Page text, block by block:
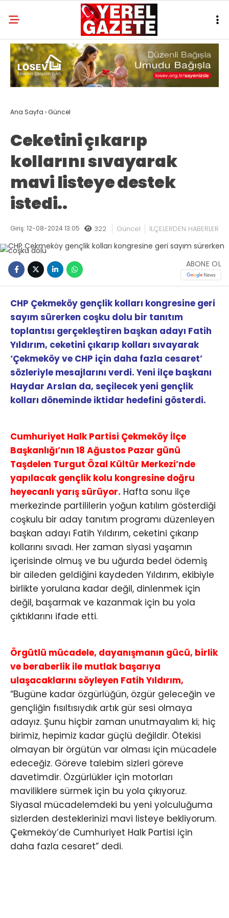
Ana Sayfa ›Güncel
Ceketini çıkarıp
kollarını sıvayarak
mavi listeye destek
istedi..
Giriş: 12-08-2024 13:05 322 Güncel İLÇELERDEN HABERLER
ABONE OL
CHP Çekmeköy gençlik kolları kongresine geri
sayım sürerken coşku dolu bir tanıtım
toplantısı gerçekleştiren başkan adayı Fatih
Yıldırım, ceketini çıkarıp kolları sıvayarak
‘Çekmeköy ve CHP için daha fazla cesaret’
sözleriyle mesajlarını verdi. Yeni ilçe başkanı
Haydar Arslan da, seçilecek yeni gençlik
kolları döneminde iktidar hedefini gösterdi.
Cumhuriyet Halk Partisi Çekmeköy İlçe
Başkanlığı’nın 18 Ağustos Pazar günü
Taşdelen Turgut Özal Kültür Merkezi’nde
yapılacak gençlik kolu kongresine doğru
heyecanlı yarış sürüyor. Hafta sonu ilçe
merkezinde partililerin yoğun katılım gösterdiği
coşkulu bir aday tanıtım programı düzenleyen
başkan adayı Fatih Yıldırım, ceketini çıkarıp
kollarını sıvadı. Her zaman siyasi yaşamın
içerisinde olmuş ve bu uğurda bedel ödemiş
bir aileden geldiğini kaydeden Yıldırım, ekibiyle
birlikte yorulana kadar değil, dinlenmek için
değil, başarmak ve kazanmak için bu yola
çıktıklarını ifade etti.
Örgütlü mücadele, dayanışmanın gücü, birlik
ve beraberlik ile mutlak başarıya
ulaşacaklarını söyleyen Fatih Yıldırım,
“Bugüne kadar özgürlüğün, özgür geleceğin ve
gençliğin fısıltısıydık artık gür sesi olmaya
adayız. Şunu hiçbir zaman unutmayalım ki; hiç
birimiz, hepimiz kadar güçlü değildir. Ötekisi
olmayan bir örgütün var olması için mücadele
edeceğiz. Göreve talebim sizleri göreve
davetimdir. Özgürlükler için motorları
maviliklere sürmek için bu yola çıkıyoruz.
Siyasal mücadelemdeki bu yeni yolculuğuma
sizlerden desteklerinizi mavi listeye bekliyorum.
Çekmeköy’de Cumhuriyet Halk Partisi için
daha fazla cesaret” dedi.